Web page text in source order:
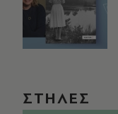
ΣΤΗΛΕΣ